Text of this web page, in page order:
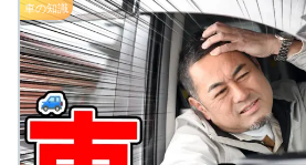
車の知識